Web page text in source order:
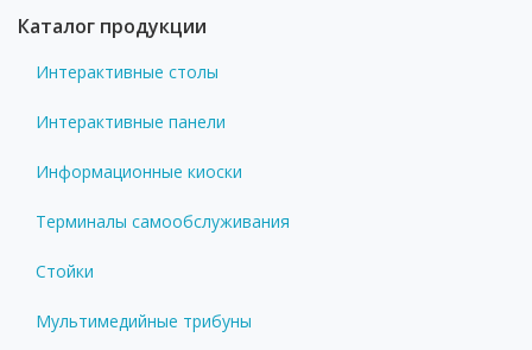
Каталог продукции
Интерактивные столы
Интерактивные панели
Информационные киоски
Терминалы самообслуживания
Стойки
Мультимедийные трибуны